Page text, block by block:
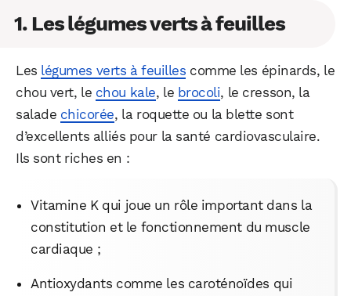
1. Les légumes verts à feuilles
Les légumes verts à feuilles comme les épinards, le
chou vert, le chou kale, le brocoli, le cresson, la
salade chicorée, la roquette ou la blette sont
d’excellents alliés pour la santé cardiovasculaire.
Ils sont riches en :
Vitamine K qui joue un rôle important dans la
constitution et le fonctionnement du muscle
cardiaque ;
Antioxydants comme les caroténoïdes qui